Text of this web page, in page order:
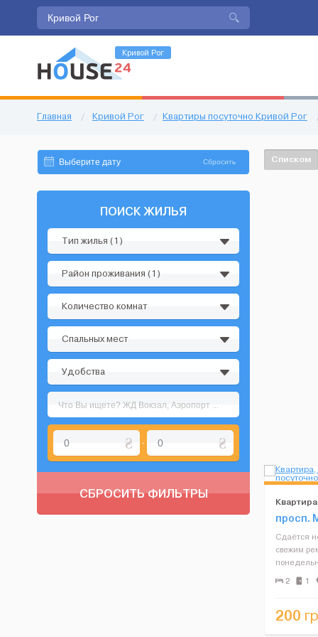
Кривой Рог
Главная / Кривой Рог / Квартиры посуточно Кривой Рог
Сбросить
ПОИСК ЖИЛЬЯ
Тип жилья (1)
Район проживания (1)
Количество комнат
Спальных мест
Удобства
-
СБРОСИТЬ ФИЛЬТРЫ
Списком
просп.
Сдаётся
свежим
города.
2 1
200